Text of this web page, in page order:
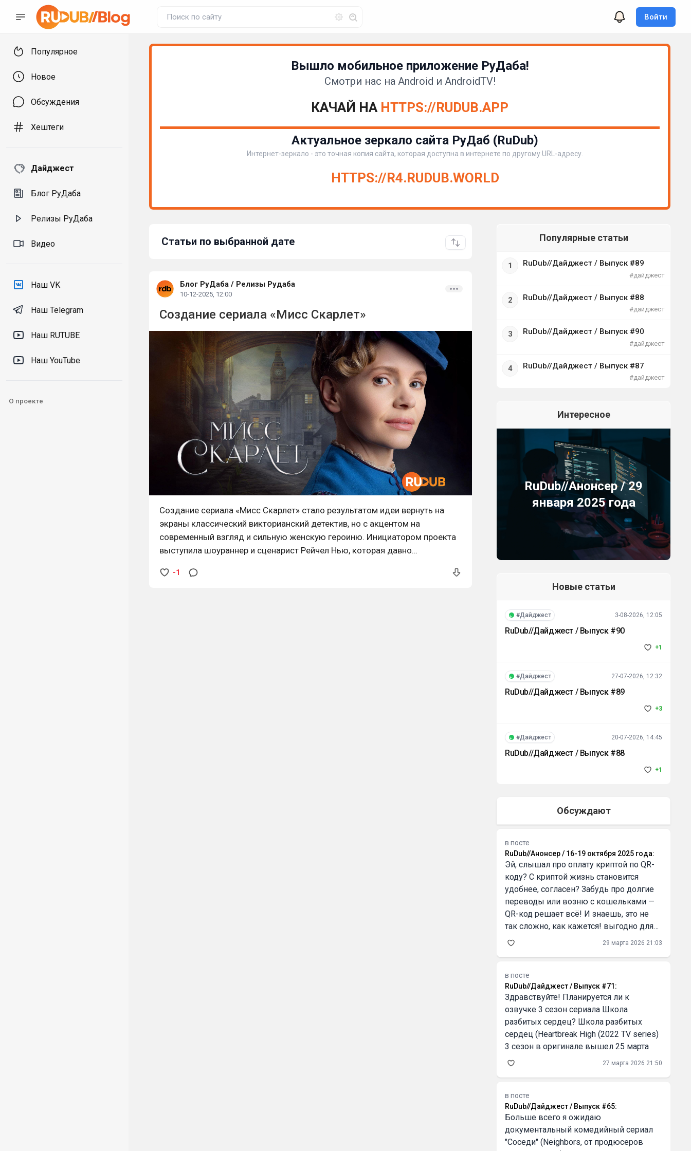
Войти
Популярное
Новое
Обсуждения
Хештеги
Дайджест
Блог РуДаба
Релизы РуДаба
Видео
Наш VK
Наш Telegram
Наш RUTUBE
Наш YouTube
О проекте
Вышло мобильное приложение РуДаба!
Смотри нас на Android и AndroidTV!
КАЧАЙ НА HTTPS://RUDUB.APP
Актуальное зеркало сайта РуДаб (RuDub)
Интернет-зеркало - это точная копия сайта, которая доступна в интернете по другому URL-адресу.
HTTPS://R4.RUDUB.WORLD
Статьи по выбранной дате
Блог РуДаба / Релизы Рудаба
10-12-2025, 12:00
Создание сериала «Мисс Скарлет»
Создание сериала «Мисс Скарлет» стало результатом идеи вернуть на
экраны классический викторианский детектив, но с акцентом на
современный взгляд и сильную женскую героиню. Инициатором проекта
выступила шоураннер и сценарист Рейчел Нью, которая давно
веке. Именно она предложила образ Элизы Скарлет — первой частной
-1
Популярные статьи
RuDub//Дайджест / Выпуск #89
#дайджест
RuDub//Дайджест / Выпуск #88
#дайджест
RuDub//Дайджест / Выпуск #90
#дайджест
RuDub//Дайджест / Выпуск #87
#дайджест
Интересное
RuDub//Анонсер / 29
января 2025 года
Новые статьи
#Дайджест 3-08-2026, 12:05
RuDub//Дайджест / Выпуск #90
+1
#Дайджест 27-07-2026, 12:32
RuDub//Дайджест / Выпуск #89
+3
#Дайджест 20-07-2026, 14:45
RuDub//Дайджест / Выпуск #88
+1
Обсуждают
в посте
RuDub//Анонсер / 16-19 октября 2025 года:
Эй, слышал про оплату криптой по QR-
коду? С криптой жизнь становится
удобнее, согласен? Забудь про долгие
переводы или возню с кошельками —
QR-код решает всё! И знаешь, это не
так сложно, как кажется! выгодно для
бизнеса Серьёзно, первый раз оплатил
29 марта 2026 21:03
в посте
RuDub//Дайджест / Выпуск #71 :
Здравствуйте! Планируется ли к
озвучке 3 сезон сериала Школа
разбитых сердец? Школа разбитых
сердец (Heartbreak High (2022 TV series)
3 сезон в оригинале вышел 25 марта
27 марта 2026 21:50
в посте
RuDub//Дайджест / Выпуск #65:
Больше всего я ожидаю
документальный комедийный сериал
"Соседи" (Neighbors, от продюсеров